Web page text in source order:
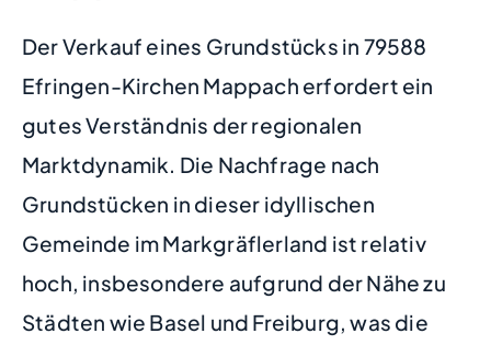
Der Verkauf eines Grundstücks in 79588
Efringen-Kirchen Mappach erfordert ein
gutes Verständnis der regionalen
Marktdynamik. Die Nachfrage nach
Grundstücken in dieser idyllischen
Gemeinde im Markgräflerland ist relativ
hoch, insbesondere aufgrund der Nähe zu
Städten wie Basel und Freiburg, was die